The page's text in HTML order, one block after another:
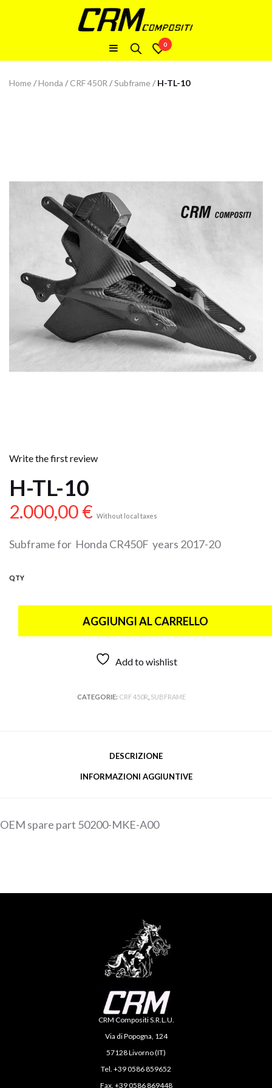
0
Home/Honda / CRF 450R /Subframe/H-TL-10
Write the first review
H-TL-10
2.000,00€ Without local taxes
Subframe for Honda CR450F years 2017-20
QTY
AGGIUNGI AL CARRELLO
Add to wishlist
CATEGORIE: CRF 450R SUBFRAME
DESCRIZIONE
INFORMAZIONI AGGIUNTIVE
OEM spare part 50200-MKE-A00
CRM Compositi S.R.L.U.
Via di Popogna, 124
57128 Livorno (IT)
Tel. +39 0586 859652
Fax. +39 0586 869448